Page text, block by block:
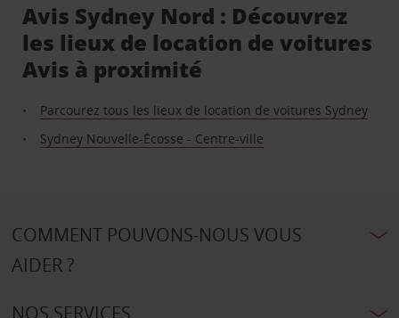
Avis Sydney Nord : Découvrez
les lieux de location de voitures
Avis à proximité
Parcourez tous les lieux de location de voitures Sydney
Sydney Nouvelle-Écosse - Centre-ville
COMMENT POUVONS-NOUS VOUS
AIDER ?
NOS SERVICES